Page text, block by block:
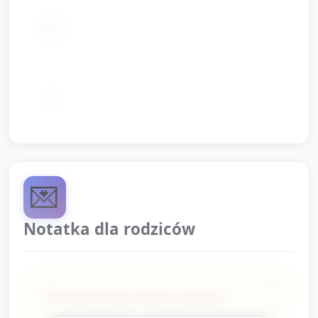
💌
Notatka dla rodziców